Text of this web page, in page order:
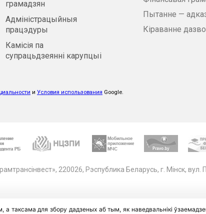
грамадзян
Адміністрацыйныя
працэдуры
Камісія па
супрацьдзеянні карупцыі
Пытанне —
Кіраванне
и Условия использования Google.
220026, Рэспублика Беларусь, г. Мінск,
а таксама для збору дадзеных аб тым, як наведвальнікі